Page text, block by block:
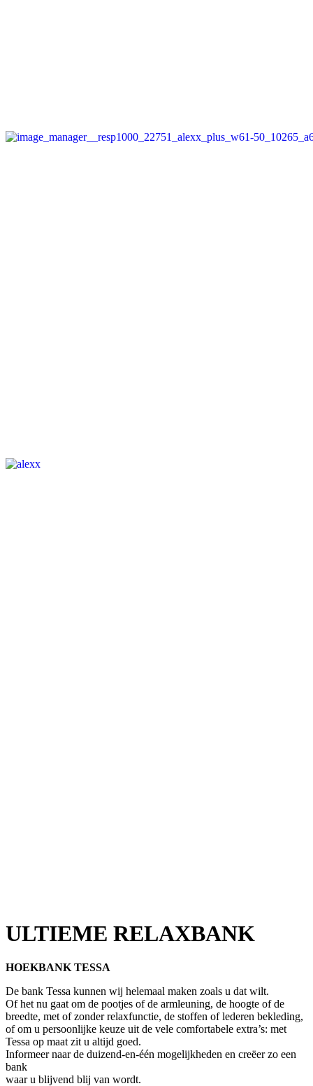
ULTIEME RELAXBANK
HOEKBANK TESSA
De bank Tessa kunnen wij helemaal maken zoals u dat wilt.
Of het nu gaat om de pootjes of de armleuning, de hoogte of de
breedte, met of zonder relaxfunctie, de stoffen of lederen bekleding,
of om u persoonlijke keuze uit de vele comfortabele extra’s: met
Tessa op maat zit u altijd goed.
Informeer naar de duizend-en-één mogelijkheden en creëer zo een
bank
waar u blijvend blij van wordt.